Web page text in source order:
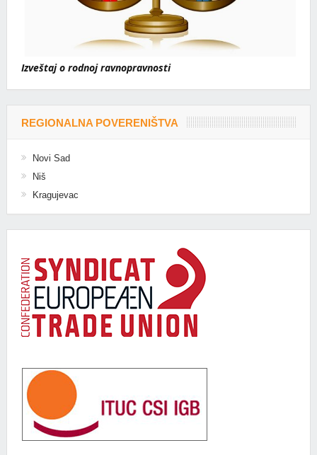
Izveštaj o rodnoj ravnopravnosti
REGIONALNA POVERENIŠTVA
Novi Sad
Niš
Kragujevac